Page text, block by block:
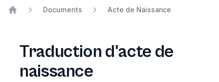
Documents Acte de Naissance
Traduction d'acte de
naissance